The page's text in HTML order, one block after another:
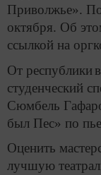
Приволжье».
октября. Об
ссылкой на
От республики
студенческий
Сюмбель
был Пес» по
Оценить
лучшую